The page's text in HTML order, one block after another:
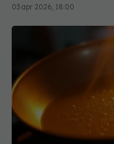
03 apr 2026, 18:00